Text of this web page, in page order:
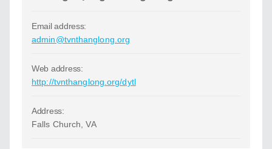
Email address:
admin@tvnthanglong.org
Web address:
http://tvnthanglong.org/dytl
Address:
Falls Church, VA